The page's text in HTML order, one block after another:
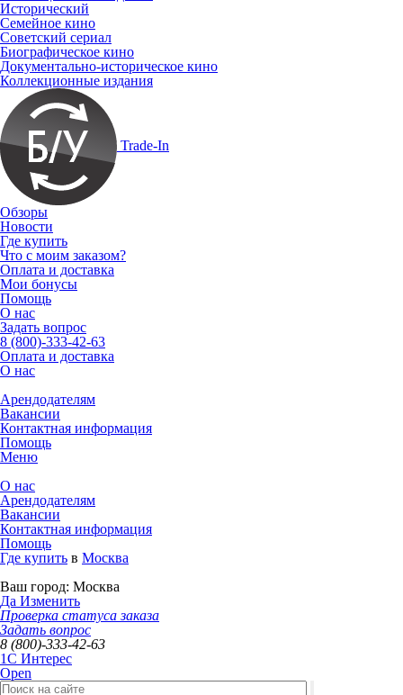
Исторический
Семейное кино
Советский сериал
Биографическое кино
Документально-историческое кино
Коллекционные издания
Trade-In
Обзоры
Новости
Где купить
Что с моим заказом?
Оплата и доставка
Мои бонусы
Помощь
О нас
Задать вопрос
8 (800)-333-42-63
Оплата и доставка
О нас
Арендодателям
Вакансии
Контактная информация
Помощь
Меню
О нас
Арендодателям
Вакансии
Контактная информация
Помощь
Где купить в Москва
Ваш город: Москва
Да Изменить
Проверка статуса заказа
Задать вопрос
8 (800)-333-42-63
1C Интерес
Open